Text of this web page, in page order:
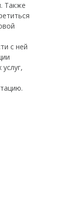
Также
с ней